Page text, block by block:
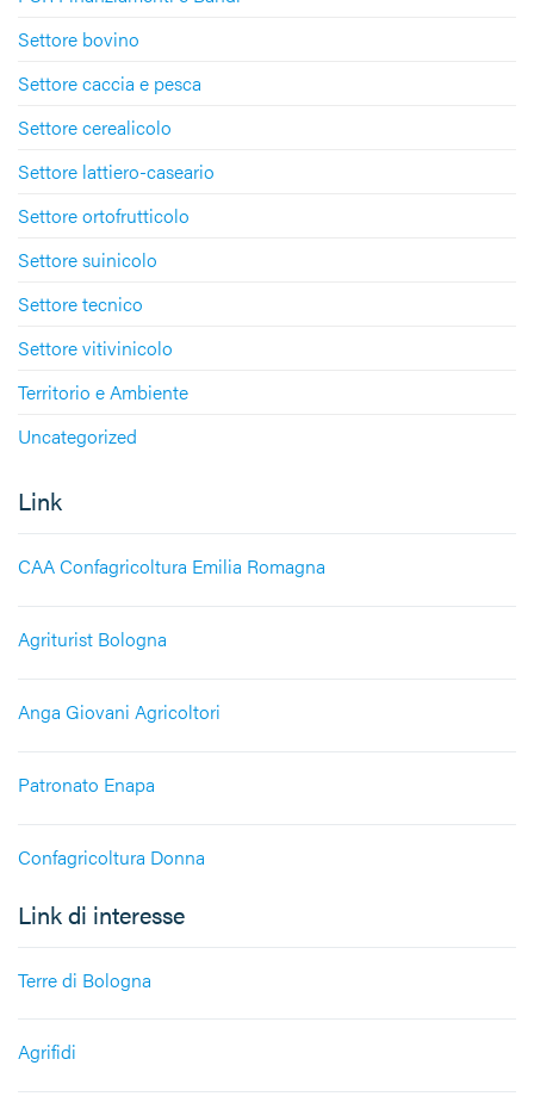
Settore bovino
Settore caccia e pesca
Settore cerealicolo
Settore lattiero-caseario
Settore ortofrutticolo
Settore suinicolo
Settore tecnico
Settore vitivinicolo
Territorio e Ambiente
Uncategorized
Link
CAA Confagricoltura Emilia Romagna
Agriturist Bologna
Anga Giovani Agricoltori
Patronato Enapa
Confagricoltura Donna
Link di interesse
Terre di Bologna
Agrifidi